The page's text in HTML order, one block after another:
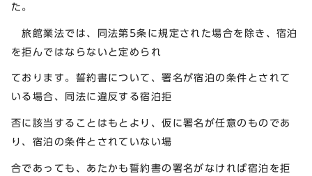
た。
旅館業法では、同法第5条に規定された場合を除き、宿泊
を拒んではならないと定められ
ております。誓約書について、署名が宿泊の条件とされて
いる場合、同法に違反する宿泊拒
否に該当することはもとより、仮に署名が任意のものであ
り、宿泊の条件とされていない場
合であっても、あたかも誓約書の署名がなければ宿泊を拒